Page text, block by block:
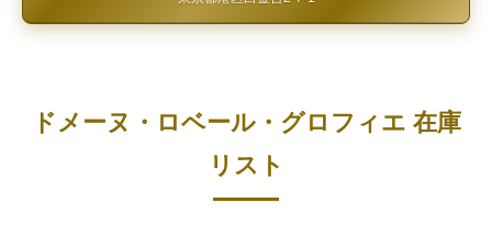
ドメーヌ・ロベール・グロフィエ 在庫
リスト